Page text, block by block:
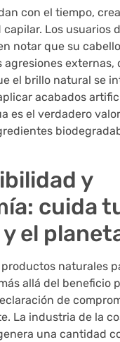
con el tiempo,
capilar. Los usuarios
notar que su
agresiones externas,
el brillo natural se
acabados
es el verdadero
y
cuida
el
naturales
allá del beneficio
de
La industria de la
una cantidad